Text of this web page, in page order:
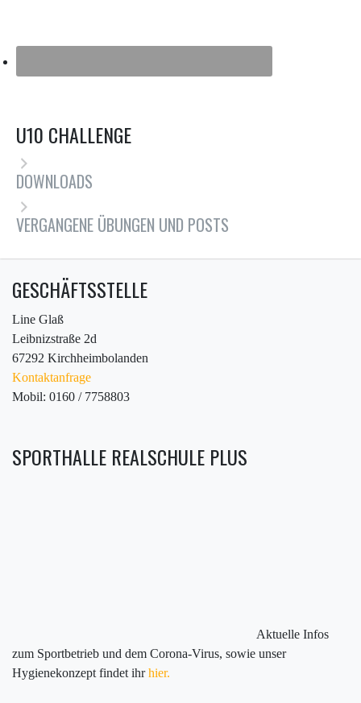
U10 CHALLENGE
DOWNLOADS
VERGANGENE ÜBUNGEN UND POSTS
GESCHÄFTSSTELLE
Line Glaß
Leibnizstraße 2d
67292 Kirchheimbolanden
Kontaktanfrage
Mobil: 0160 / 7758803
SPORTHALLE REALSCHULE PLUS
Aktuelle Infos
zum Sportbetrieb und dem Corona-Virus, sowie unser
Hygienekonzept findet ihrhier.